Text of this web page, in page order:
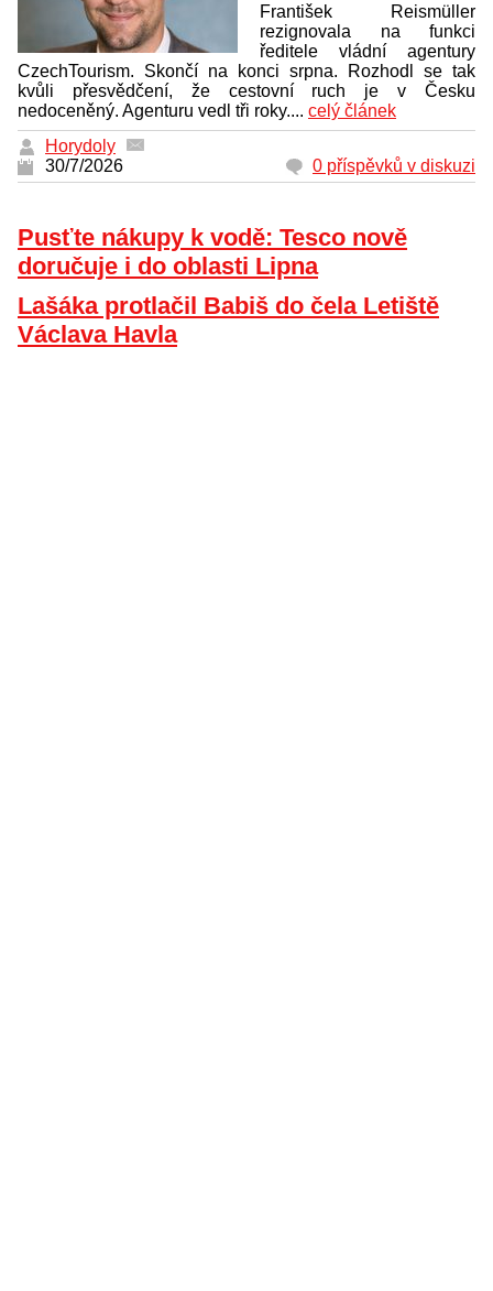
František Reismüller
rezignovala na funkci
ředitele vládní agentury
CzechTourism. Skončí na konci srpna. Rozhodl se tak
kvůli přesvědčení, že cestovní ruch je v Česku
nedoceněný. Agenturu vedl tři roky.... celý článek
Horydoly
30/7/2026
0 příspěvků v diskuzi
Pusťte nákupy k vodě: Tesco nově
doručuje i do oblasti Lipna
Lašáka protlačil Babiš do čela Letiště
Václava Havla